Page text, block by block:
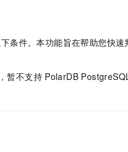
条件。本功能旨在帮助您快
暂不支持 PolarDB